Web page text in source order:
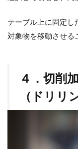
テーブル上に固定し
対象物を移動させる
４．切削
（ドリリ